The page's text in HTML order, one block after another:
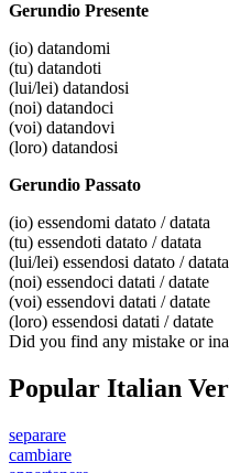
Gerundio Presente
(io) datandomi
(tu) datandoti
(lui/lei) datandosi
(noi) datandoci
(voi) datandovi
(loro) datandosi
Gerundio Passato
(io) essendomi datato / datata
(tu) essendoti datato / datata
(lui/lei) essendosi datato / datata
(noi) essendoci datati / datate
(voi) essendovi datati / datate
(loro) essendosi datati / datate
Did you find any mistake or
Popular Italian
separare
cambiare